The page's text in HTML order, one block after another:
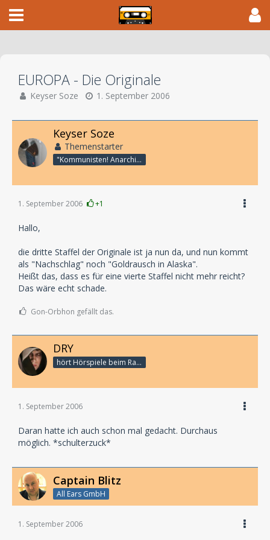
EUROPA - Die Originale
Keyser Soze 1. September 2006
Keyser Soze
Themenstarter
"Kommunisten! Anarchisten!! Pack!!!"
1. September 2006 +1
Hallo,
die dritte Staffel der Originale ist ja nun da, und nun kommt
als "Nachschlag" noch "Goldrausch in Alaska".
Heißt das, dass es für eine vierte Staffel nicht mehr reicht?
Das wäre echt schade.
Gon-Orbhon gefällt das.
DRY
hört Hörspiele beim Rasenmähen
1. September 2006
Daran hatte ich auch schon mal gedacht. Durchaus
möglich. *schulterzuck*
Captain Blitz
All Ears GmbH
1. September 2006